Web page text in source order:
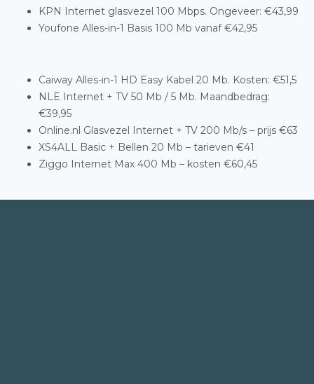
KPN Internet glasvezel 100 Mbps. Ongeveer: €43,99
Youfone Alles-in-1 Basis 100 Mb vanaf €42,95
Caiway Alles-in-1 HD Easy Kabel 20 Mb. Kosten: €51,5
NLE Internet + TV 50 Mb / 5 Mb. Maandbedrag:
€39,95
Online.nl Glasvezel Internet + TV 200 Mb/s – prijs €63
XS4ALL Basic + Bellen 20 Mb – tarieven €41
Ziggo Internet Max 400 Mb – kosten €60,45